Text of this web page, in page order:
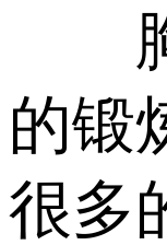
胸
的锻
很多